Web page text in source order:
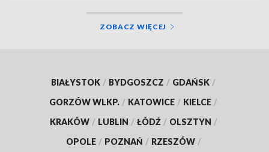
ZOBACZ WIĘCEJ
BIAŁYSTOK / BYDGOSZCZ / GDAŃSK /
GORZÓW WLKP. / KATOWICE / KIELCE /
KRAKÓW / LUBLIN / ŁÓDŹ / OLSZTYN /
OPOLE / POZNAŃ / RZESZÓW /